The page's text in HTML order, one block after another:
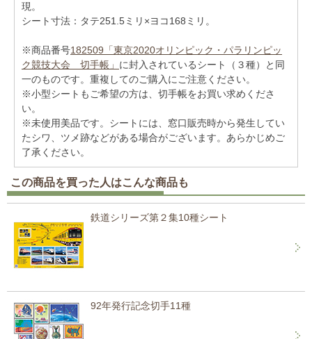
現。
シート寸法：タテ251.5ミリ×ヨコ168ミリ。
※商品番号182509「東京2020オリンピック・パラリンピッ
ク競技大会 切手帳」 に封入されているシート（３種）と同
一のものです。重複してのご購入にご注意ください。
※小型シートもご希望の方は、切手帳をお買い求めくださ
い。
※未使用美品です。シートには、窓口販売時から発生してい
たシワ、ツメ跡などがある場合がございます。あらかじめご
了承ください。
この商品を買った人はこんな商品も
鉄道シリーズ第２集10種シート
92年発行記念切手11種